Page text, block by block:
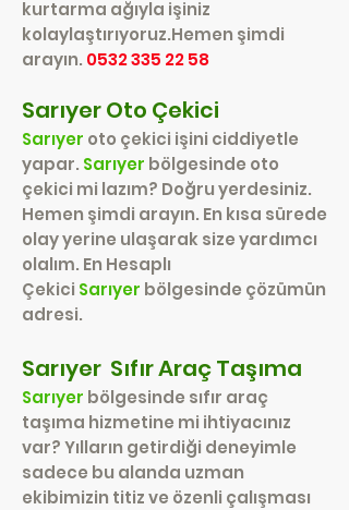
kurtarma ağıyla işiniz
kolaylaştırıyoruz.Hemen şimdi
arayın. 0532 335 22 58
SarıyerOto Çekici
Sarıyer oto çekici işini ciddiyetle
yapar. Sarıyer bölgesinde oto
çekici mi lazım? Doğru yerdesiniz.
Hemen şimdi arayın. En kısa sürede
olay yerine ulaşarak size yardımcı
olalım. En Hesaplı
Çekici Sarıyer bölgesinde çözümün
adresi.
Sarıyer Sıfır Araç Taşıma
Sarıyer bölgesinde sıfır araç
taşıma hizmetine mi ihtiyacınız
var? Yılların getirdiği deneyimle
sadece bu alanda uzman
ekibimizin titiz ve özenli çalışması